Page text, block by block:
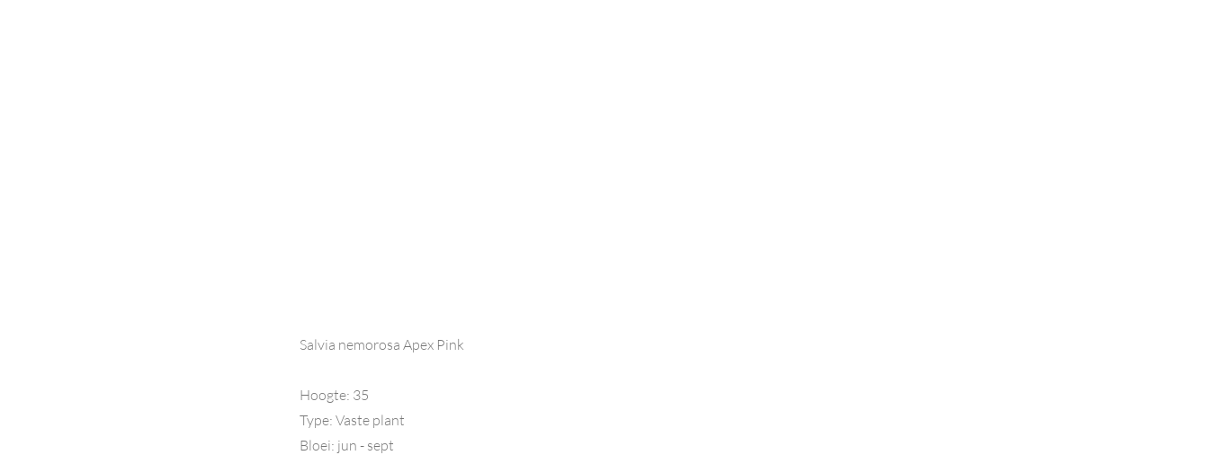
Salvia nemorosa Apex Pink
Hoogte: 35
Type: Vaste plant
Bloei: jun - sept